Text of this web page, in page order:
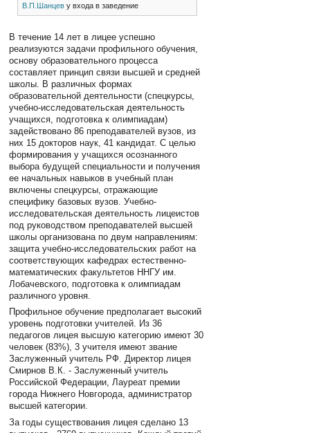
В.П.Шанцеву входа в заведение
В течение 14 лет в лицее успешно
реализуются задачи профильного обучения,
основу образовательного процесса
составляет принцип связи высшей и средней
школы. В различных формах
образовательной деятельности (спецкурсы,
учебно-исследовательская деятельность
учащихся, подготовка к олимпиадам)
задействовано 86 преподавателей вузов, из
них 15 докторов наук, 41 кандидат. С целью
формирования у учащихся осознанного
выбора будущей специальности и получения
ее начальных навыков в учебный план
включены спецкурсы, отражающие
специфику базовых вузов. Учебно-
исследовательская деятельность лицеистов
под руководством преподавателей высшей
школы организована по двум направлениям:
защита учебно-исследовательских работ на
соответствующих кафедрах естественно-
математических факультетов ННГУ им.
Лобачевского, подготовка к олимпиадам
различного уровня.
Профильное обучение предполагает высокий
уровень подготовки учителей. Из 36
педагогов лицея высшую категорию имеют 30
человек (83%), 3 учителя имеют звание
Заслуженный учитель РФ. Директор лицея
Смирнов В.К. - Заслуженный учитель
Российской Федерации, Лауреат премии
города Нижнего Новгорода, администратор
высшей категории.
За годы существования лицея сделано 13